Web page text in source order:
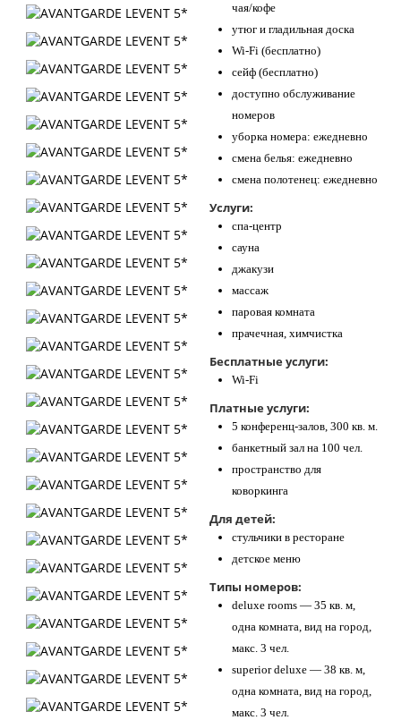
чая/кофе
утюг и гладильная доска
Wi-Fi (бесплатно)
сейф (бесплатно)
доступно обслуживание
номеров
уборка номера: ежедневно
смена белья: ежедневно
смена полотенец: ежедневно
Услуги:
спа-центр
сауна
джакузи
массаж
паровая комната
прачечная, химчистка
Бесплатные услуги:
Wi-Fi
Платные услуги:
5 конференц-залов, 300 кв. м.
банкетный зал на 100 чел.
пространство для
коворкинга
Для детей:
стульчики в ресторане
детское меню
Типы номеров:
deluxe rooms — 35 кв. м,
одна комната, вид на город,
макс. 3 чел.
superior deluxe — 38 кв. м,
одна комната, вид на город,
макс. 3 чел.